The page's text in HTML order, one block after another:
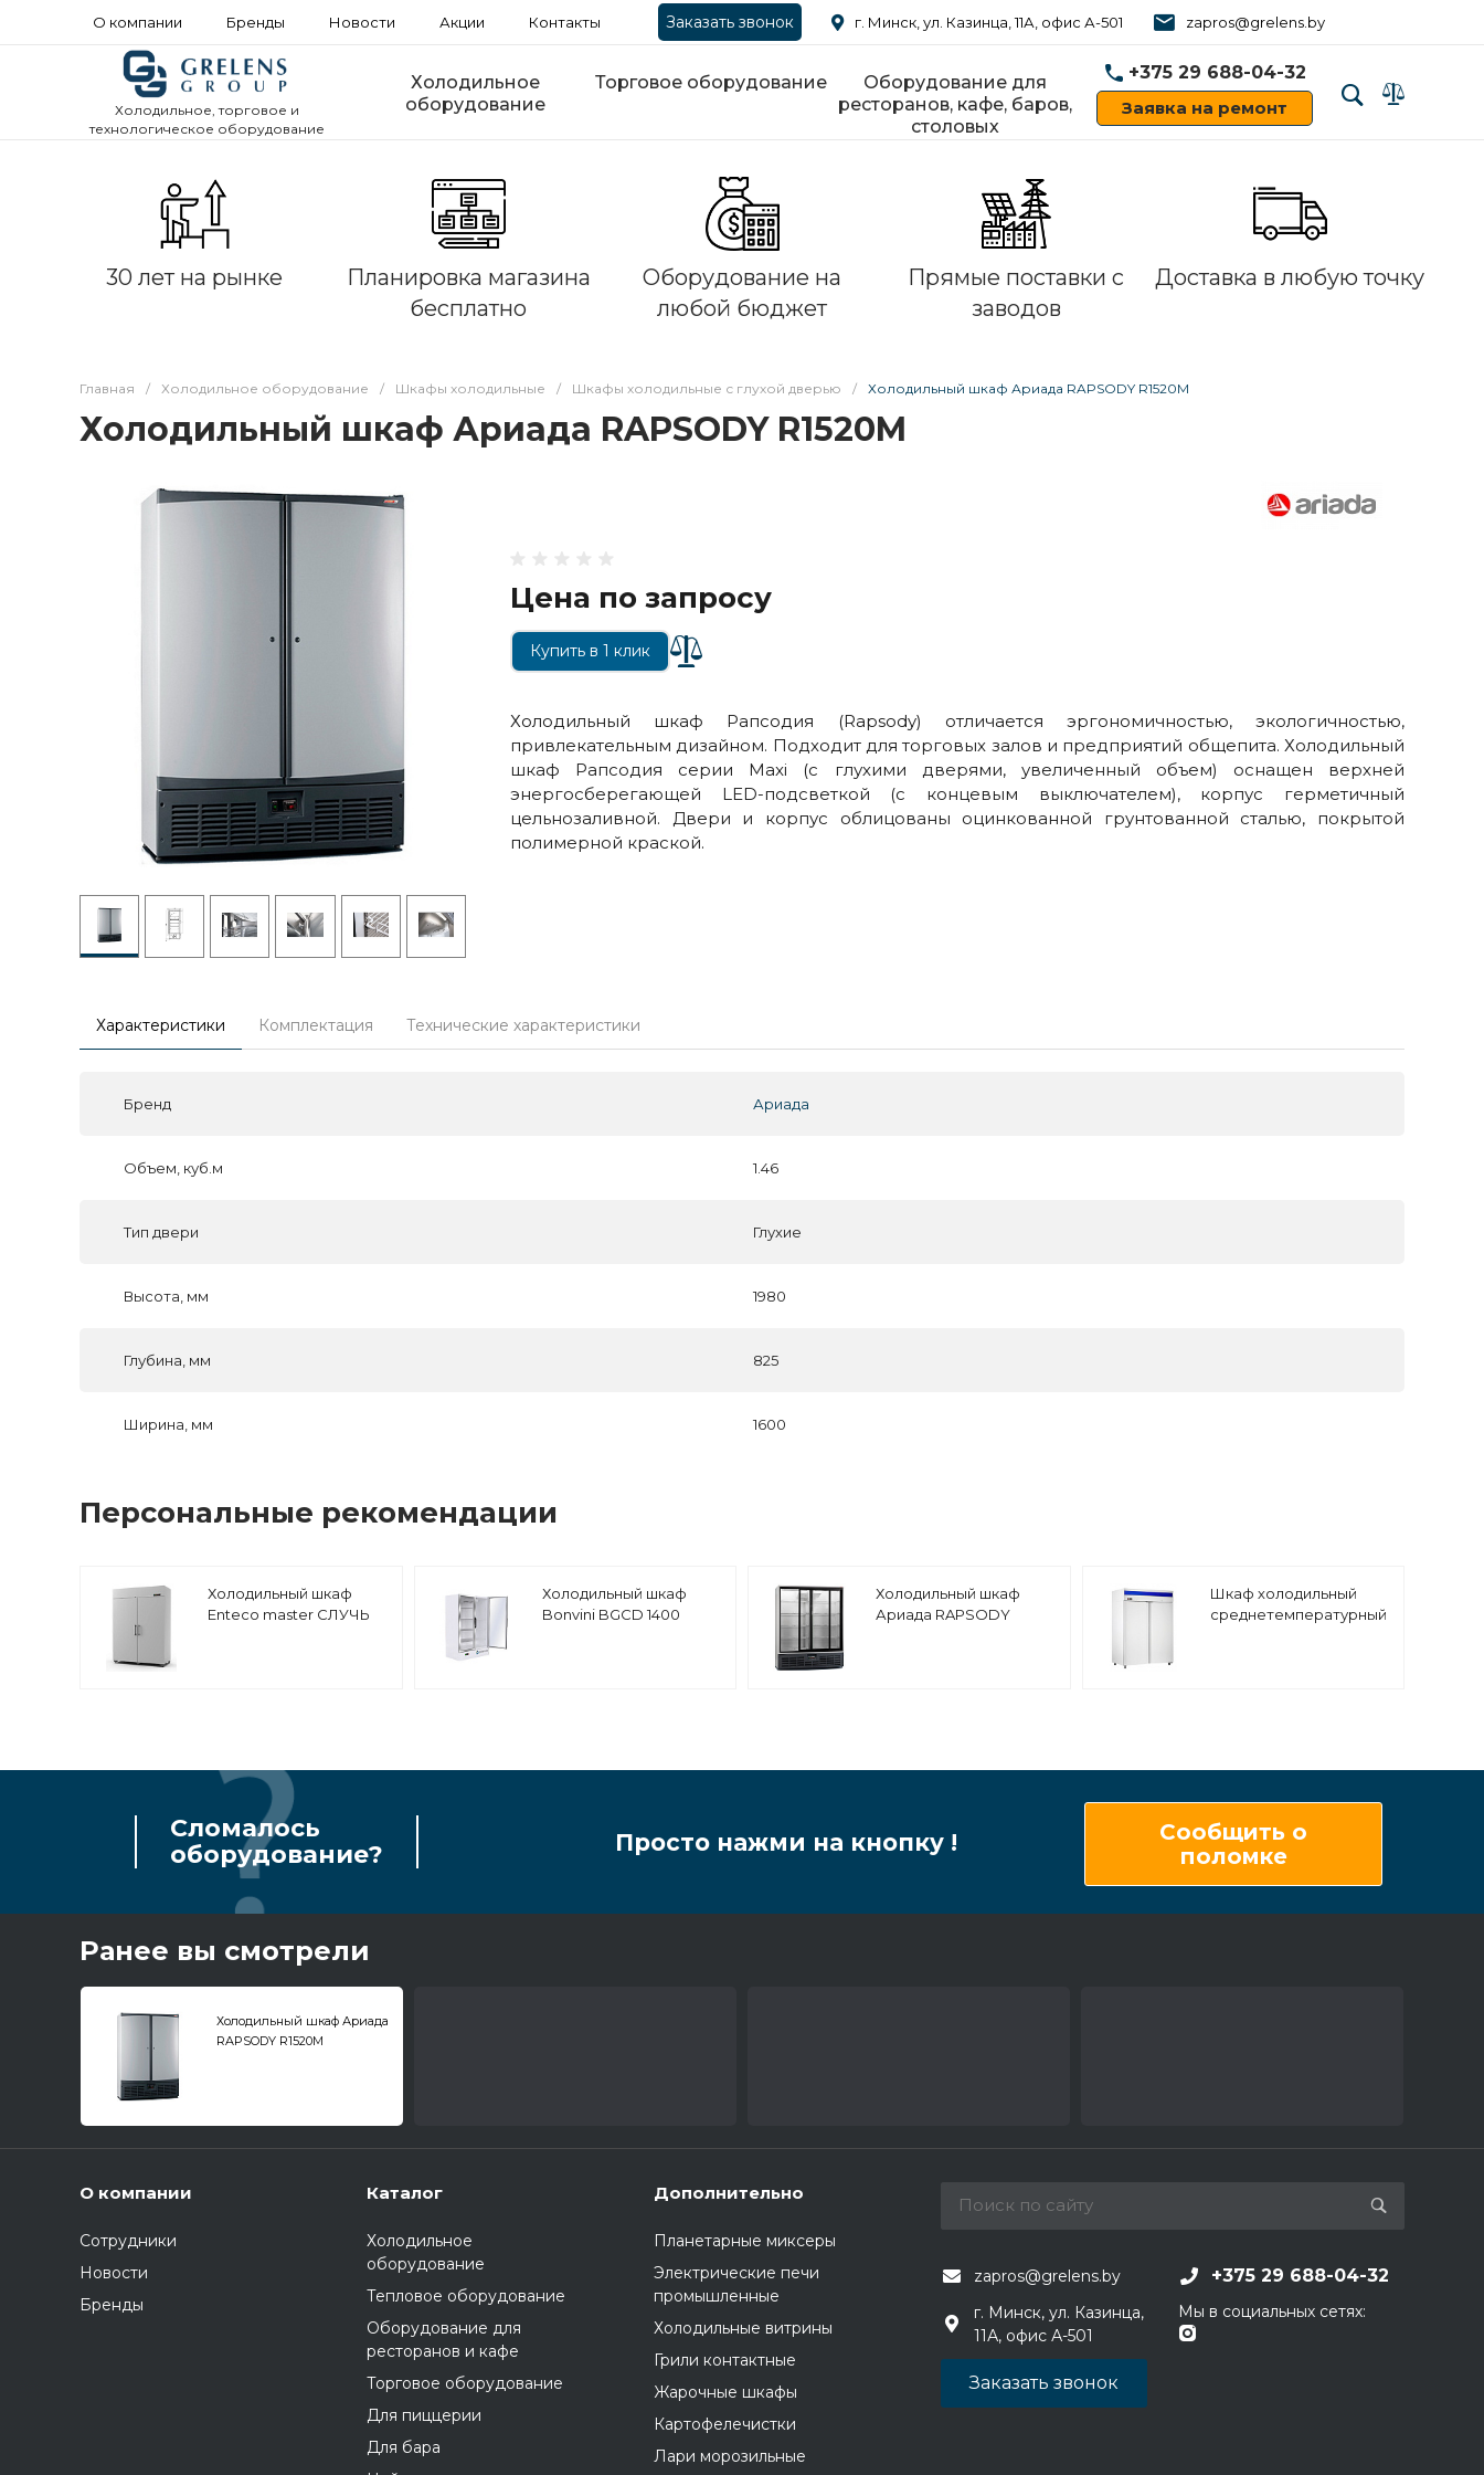
О компании Бренды Новости Акции Контакты Заказать звонок г. Минск, ул. Казинца, 11А, офис А-501 zapros@grelens.by
Холодильное, торговое и
технологическое оборудование
Холодильное
оборудование
Торговое оборудование
Оборудование для
ресторанов, кафе, баров,
столовых
+375 29 688-04-32
Заявка на ремонт
30 лет на рынке
Планировка магазина
бесплатно
Оборудование на
любой бюджет
Прямые поставки с
заводов
Доставка в любую точку
Главная / Холодильное оборудование / Шкафы холодильные / Шкафы холодильные с глухой дверью / Холодильный шкаф Ариада RAPSODY R1520M
Холодильный шкаф Ариада RAPSODY R1520M
Цена по запросу
Купить в 1 клик
Холодильный шкаф Рапсодия (Rapsody) отличается эргономичностью, экологичностью,
привлекательным дизайном. Подходит для торговых залов и предприятий общепита. Холодильный
шкаф Рапсодия серии Maxi (с глухими дверями, увеличенный объем) оснащен верхней
энергосберегающей LED-подсветкой (с концевым выключателем), корпус герметичный
цельнозаливной. Двери и корпус облицованы оцинкованной грунтованной сталью, покрытой
полимерной краской.
Характеристики Комплектация Технические характеристики
Бренд Ариада
Объем, куб.м 1.46
Тип двери Глухие
Высота, мм 1980
Глубина, мм 825
Ширина, мм 1600
Персональные рекомендации
Холодильный шкаф
Enteco master СЛУЧЬ
Холодильный шкаф
Bonvini BGCD 1400
Холодильный шкаф
Ариада RAPSODY
Шкаф холодильный
среднетемпературный
Сломалось
оборудование?
Просто нажми на кнопку !
Сообщить о
поломке
Ранее вы смотрели
Холодильный шкаф Ариада
RAPSODY R1520M
О компании
Сотрудники
Новости
Бренды
Каталог
Холодильное
оборудование
Тепловое оборудование
Оборудование для
ресторанов и кафе
Торговое оборудование
Для пиццерии
Для бара
Дополнительно
Планетарные миксеры
Электрические печи
промышленные
Холодильные витрины
Грили контактные
Жарочные шкафы
Картофелечистки
Лари морозильные
zapros@grelens.by +375 29 688-04-32
г. Минск, ул. Казинца,
11А, офис А-501
Мы в социальных сетях:
Заказать звонок